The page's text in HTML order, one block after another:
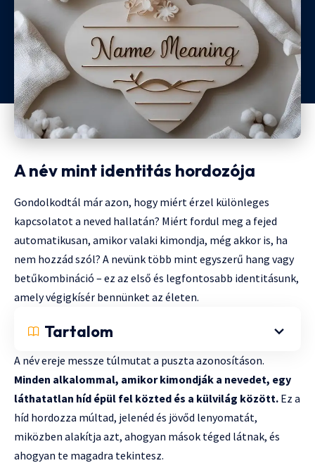
A név mint identitás hordozója
Gondolkodtál már azon, hogy miért érzel különleges
kapcsolatot a neved hallatán? Miért fordul meg a fejed
automatikusan, amikor valaki kimondja, még akkor is, ha
nem hozzád szól? A nevünk több mint egyszerű hang vagy
betűkombináció – ez az első és legfontosabb identitásunk,
amely végigkísér bennünket az életen.
Tartalom
A név ereje messze túlmutat a puszta azonosításon.
Minden alkalommal, amikor kimondják a nevedet, egy
láthatatlan híd épül fel közted és a külvilág között. Ez a
híd hordozza múltad, jelenéd és jövőd lenyomatát,
miközben alakítja azt, ahogyan mások téged látnak, és
ahogyan te magadra tekintesz.